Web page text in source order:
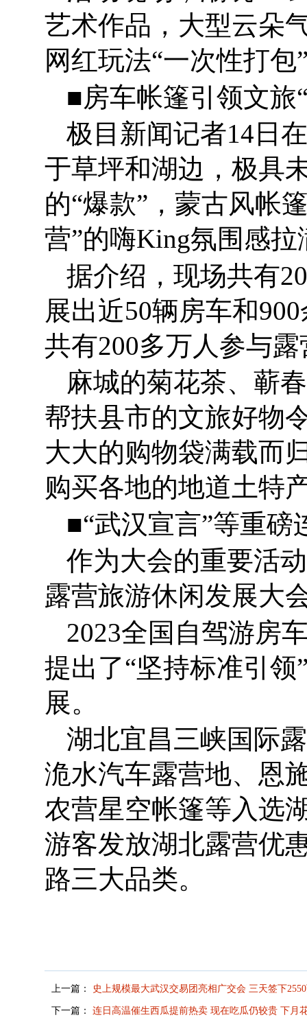
艺术作品，大型云朵
网红玩法“一次性打包
■房车帐篷引领文旅
极目新闻记者14日
于草坪和湖边，极具
的“爆款”，蒙古风帐
营”的嗨King氛围感拉
据介绍，现场共有
展出近50辆房车和
共有200多万人参与
麻城的菊花茶、蕲
帮扶县市的文旅好物
大大的购物袋满载而
购买各地的地道土特
■“武汉宣言”等重磅
作为大会的重要活
露营旅游休闲发展大
2023全国自驾游房
提出了“坚持标准引
展。
湖北宜昌三峡国际
洈水汽车露营地、恩
农营星空帐篷等入选
游客发放湖北露营优
路三大品类。
上一篇： 史上规模最大武汉交易团亮相广交会 三天签下
下一篇： 连日高温催生西瓜提前热卖 现在吃瓜仍较贵 下月